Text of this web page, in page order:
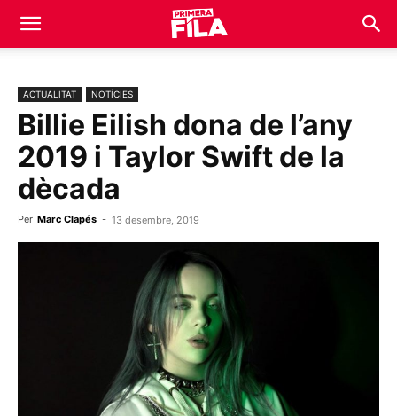
ACTUALITAT NOTÍCIES
Billie Eilish dona de l’any
2019 i Taylor Swift de la
dècada
Per Marc Clapés - 13 desembre, 2019